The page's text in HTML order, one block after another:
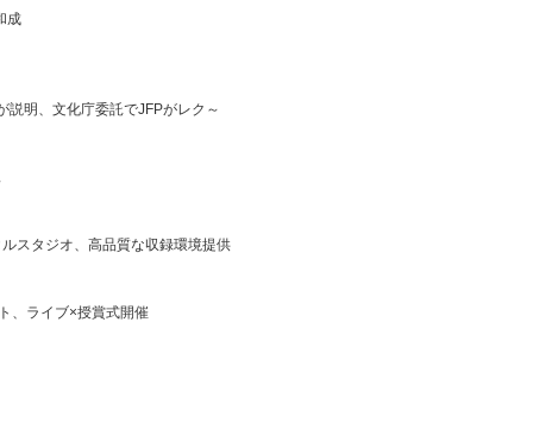
成
説明、文化庁委託でJFPがレク～
スタジオ、高品質な収録環境提供
、ライブ×授賞式開催